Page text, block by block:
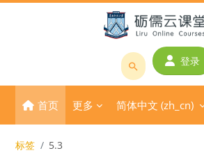
搜
课
程
登录
首页 更多 简体中文 ‎(zh_cn)‎
标签 5.3